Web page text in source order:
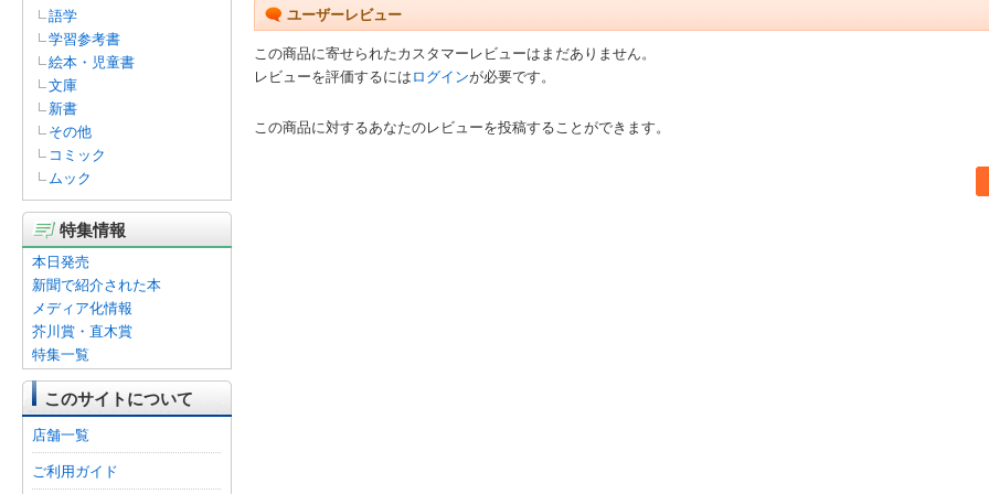
語学
学習参考書
絵本・児童書
文庫
新書
その他
コミック
ムック
特集情報
本日発売
新聞で紹介された本
メディア化情報
芥川賞・直木賞
特集一覧
このサイトについて
店舗一覧
ご利用ガイド
ユーザーレビュー
この商品に寄せられたカスタマーレビューはまだありません。
レビューを評価するには ログインが必要です。
この商品に対するあなたのレビューを投稿することができます。